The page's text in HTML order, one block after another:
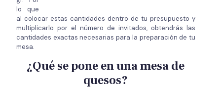
lo que
al colocar estas cantidades dentro de tu presupuesto y
multiplicarlo por el número de invitados, obtendrás las
cantidades exactas necesarias para la preparación de tu
mesa.
¿Qué se pone en una mesa de
quesos?